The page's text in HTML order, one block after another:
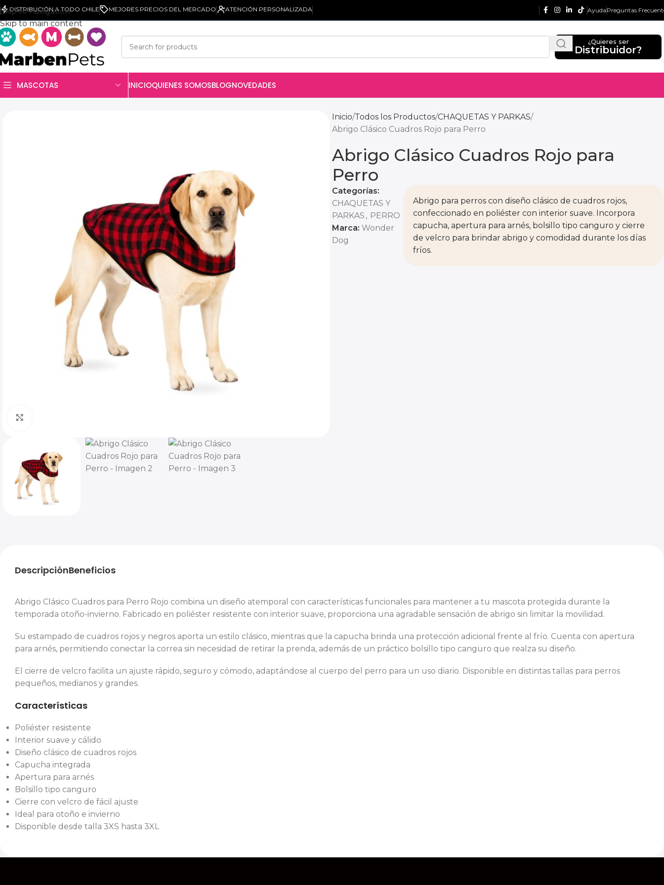
Skip to navigation
Skip to main content
DISTRIBUCIÓN A TODO CHILE MEJORES PRECIOS DEL MERCADO ATENCIÓN PERSONALIZADA Ayuda Preguntas
¿Quieres ser
Distribuidor?
MASCOTAS INICIOQUIENES SOMOSBLOGNOVEDADES
Home Producto Abrigo Clásico Cuadros Rojo para Perro
Inicio Todos los Productos CHAQUETAS Y PARKAS
Abrigo Clásico Cuadros Rojo para Perro
Abrigo Clásico Cuadros Rojo para
Perro
Categorías:
CHAQUETAS Y
PARKAS , PERRO
Marca: Wonder
Dog
Abrigo para perros con diseño clásico de cuadros rojos,
confeccionado en poliéster con interior suave. Incorpora
capucha, apertura para arnés, bolsillo tipo canguro y cierre
de velcro para brindar abrigo y comodidad durante los días
fríos.
DescripciónBeneficios
Abrigo Clásico Cuadros para Perro Rojo combina un diseño atemporal con características funcionales para mantener a tu mascota protegida durante la
temporada otoño-invierno. Fabricado en poliéster resistente con interior suave, proporciona una agradable sensación de abrigo sin limitar la movilidad.
Su estampado de cuadros rojos y negros aporta un estilo clásico, mientras que la capucha brinda una protección adicional frente al frío. Cuenta con apertura
para arnés, permitiendo conectar la correa sin necesidad de retirar la prenda, además de un práctico bolsillo tipo canguro que realza su diseño.
El cierre de velcro facilita un ajuste rápido, seguro y cómodo, adaptándose al cuerpo del perro para un uso diario. Disponible en distintas tallas para perros
pequeños, medianos y grandes.
Características
Poliéster resistente
Interior suave y cálido
Diseño clásico de cuadros rojos
Capucha integrada
Apertura para arnés
Bolsillo tipo canguro
Cierre con velcro de fácil ajuste
Ideal para otoño e invierno
Disponible desde talla 3XS hasta 3XL